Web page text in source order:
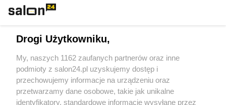
Sport
Społeczeństwo
Kultura
Drogi Użytkowniku,
My, naszych 1162 zaufanych partnerów oraz inne
podmioty z salon24.pl uzyskujemy dostęp i
przechowujemy informacje na urządzeniu oraz
przetwarzamy dane osobowe, takie jak unikalne
identyfikatory, standardowe informacje wysyłane przez